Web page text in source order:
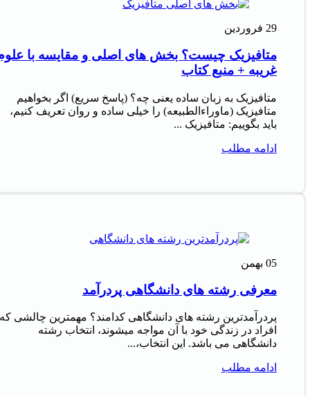
29 فروردین
متافیزیک چیست؟ بخش های اصلی و مقایسه با
غریبه + منبع کتاب
متافیزیک به زبان ساده یعنی چه؟ (پاسخ سریع) اگر بخواهیم
متافیزیک (ماوراءالطبیعه) را خیلی ساده و روان تعریف کنیم،
باید بگوییم: متافیزیک ...
ادامه مطلب
05 بهمن
معرفی رشته های دانشگاهی پردرآمد
پردرآمدترین رشته های دانشگاهی کدامند؟ مهمترین چالشی که
افراد در زندگی خود با آن مواجه میشوند، انتخاب رشته
دانشگاهی می باشد. این انتخاب،...
ادامه مطلب